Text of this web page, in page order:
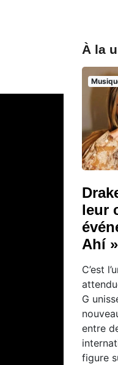
À la
leur
Ahí »
C’est
G
entre
figure